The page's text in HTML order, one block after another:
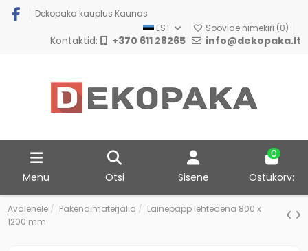
Dekopaka kauplus Kaunas
EST
Soovide nimekiri (0)
Kontaktid: +370 611 28265 info@dekopaka.lt
Menu Otsi Sisene
0
Ostukorv:
Avalehele Pakendimaterjalid
Lainepapp lehtedena 800 x
1200 mm